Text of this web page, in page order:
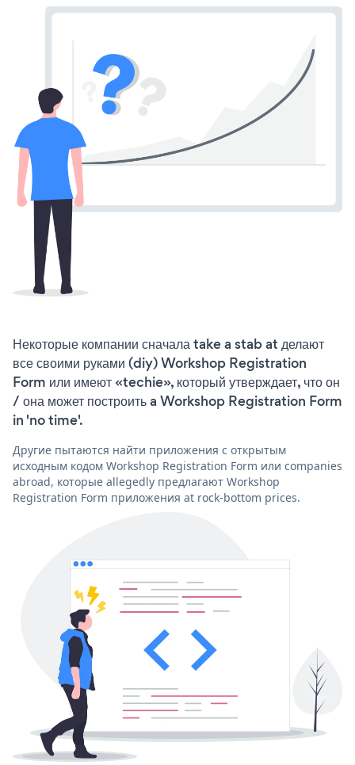
Некоторые компании сначала take a stab at делают
все своими руками (diy) Workshop Registration
Form или имеют «techie», который утверждает, что он
/ она может построить a Workshop Registration Form
in 'no time'.
Другие пытаются найти приложения с открытым
исходным кодом Workshop Registration Form или companies
abroad, которые allegedly предлагают Workshop
Registration Form приложения at rock-bottom prices.